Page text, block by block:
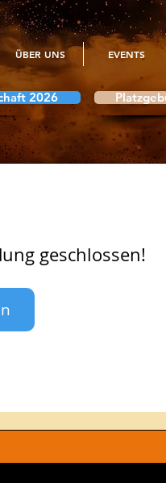
ÜBER UNS EVENTS
2026
geschlossen!